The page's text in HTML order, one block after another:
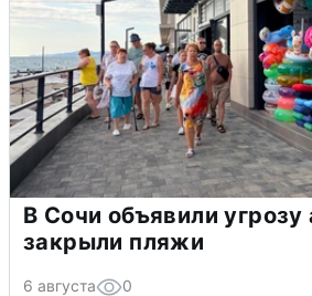
В Сочи объявили
закрыли пляжи
6 августа 0